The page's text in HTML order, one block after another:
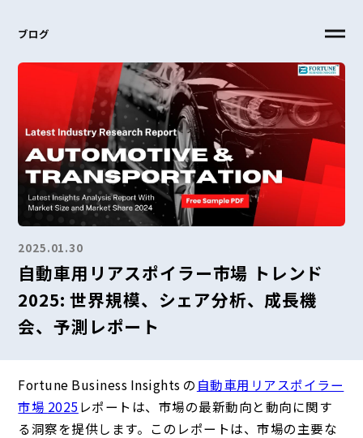
ブログ
2025.01.30
自動車用リアスポイラー市場 トレンド
2025: 世界規模、シェア分析、成長機
会、予測レポート
Fortune Business Insights の 自動車用リアスポイラー
市場 2025 レポートは、市場の最新動向と動向に関す
る洞察を提供します。このレポートは、市場の主要な